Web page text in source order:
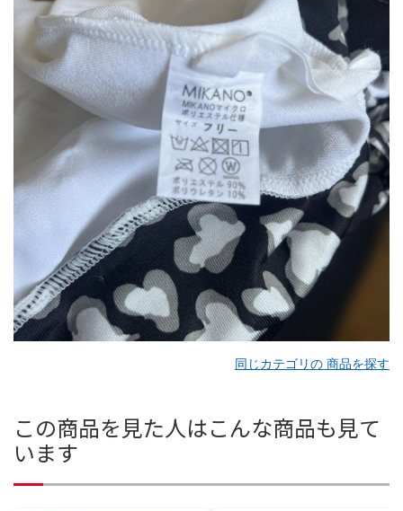
同じカテゴリの 商品を探す
この商品を見た人はこんな商品も見て
います